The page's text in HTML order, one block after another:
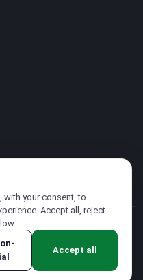
・転載を禁じます
with your consent, to
Accept all, reject
Accept all